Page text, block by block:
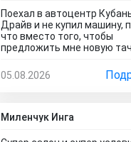
Поехал в автоцентр
Драйв и не купил машину,
что вместо того, чтобы
предложить мне новую
мне после тестирования и
тому же в битом
всего скажет, что эти
время, обратитесь к
05.08.2026
Миленчук Инга